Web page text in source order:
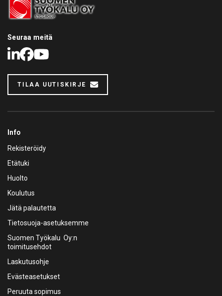
Seuraa meitä
LinkedIn
Facebook
Youtube
TILAA UUTISKIRJE
Info
Rekisteröidy
Etätuki
Huolto
Koulutus
Jätä palautetta
Tietosuoja-asetuksemme
Suomen Työkalu Oy:n
toimitusehdot
Laskutusohje
Evästeasetukset
Peruuta sopimus